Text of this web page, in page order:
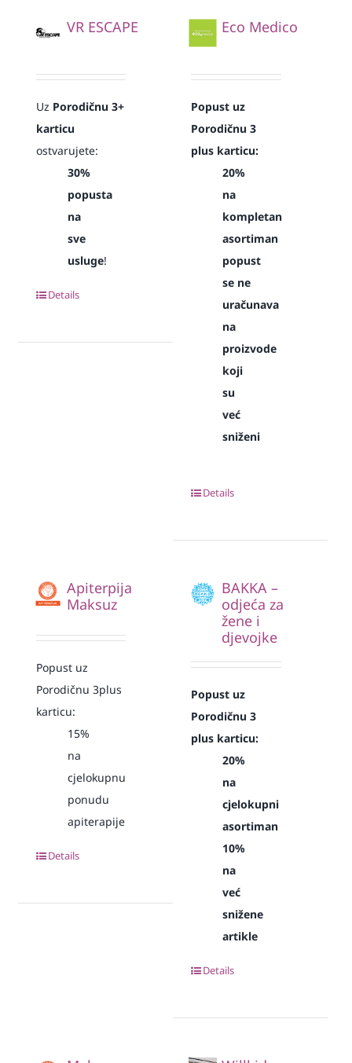
VR ESCAPE
Uz Porodičnu 3+
karticu
ostvarujete:
30%
popusta
na
sve
usluge!
Details
Eco Medico
Popust uz
Porodičnu 3
plus karticu:
20%
na
kompletan
asortiman
popust
se ne
uračunava
na
proizvode
koji
su
već
sniženi
Details
Apiterpija
Maksuz
Popust uz
Porodičnu 3plus
karticu:
15%
na
cjelokupnu
ponudu
apiterapije
Details
BAKKA –
odjeća za
žene i
djevojke
Popust uz
Porodičnu 3
plus karticu:
20%
na
cjelokupni
asortiman
10%
na
već
snižene
artikle
Details